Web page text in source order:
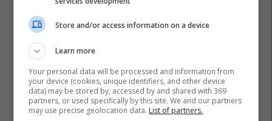
Store and/or access information on a device
Learn more
Your personal data will be processed and information from
your device (cookies, unique identifiers, and other device
data) may be stored by, accessed by and shared with 369
partners, or used specifically by this site. We and our partners
may use precise geolocation data. List of partners.